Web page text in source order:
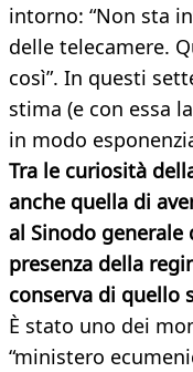
intorno: “Non sta
delle telecamere.
così”. In questi
stima (e con essa
in modo
Tra le curiosità
anche quella di
al Sinodo generale
presenza della
conserva di quello
È stato uno dei
“ministero